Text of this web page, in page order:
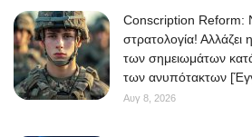
Conscription Reform:
στρατολογία! Αλλάζει
των σημειωμάτων
των ανυπότακτων
Αυγ 8, 2026